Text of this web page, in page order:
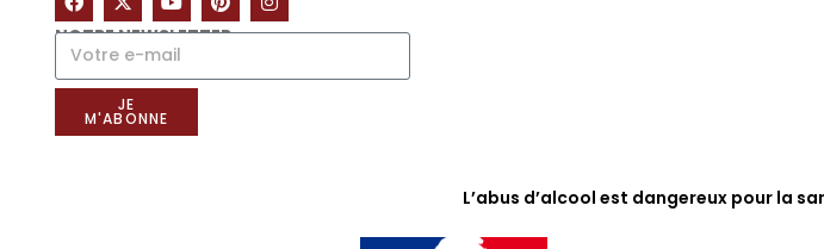
NOTRE NEWSLETTER
JE
M'ABONNE
L’abus d’alcool est dangereux pour la